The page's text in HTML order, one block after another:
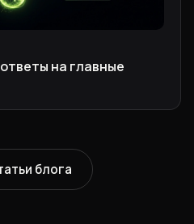
на главные
блога